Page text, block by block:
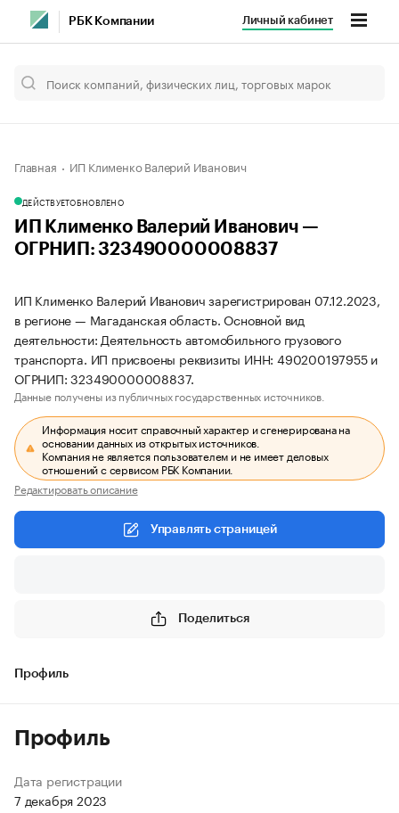
РБК Компании Личный кабинет
Главная ИП Клименко Валерий Иванович
ДЕЙСТВУЕТОБНОВЛЕНО
ИП Клименко Валерий Иванович —
ОГРНИП: 323490000008837
ИП Клименко Валерий Иванович зарегистрирован 07.12.2023,
в регионе — Магаданская область. Основной вид
деятельности: Деятельность автомобильного грузового
транспорта. ИП присвоены реквизиты ИНН: 490200197955 и
ОГРНИП: 323490000008837.
Данные получены из публичных государственных источников.
Информация носит справочный характер и сгенерирована на
основании данных из открытых источников.
Компания не является пользователем и не имеет деловых
отношений с сервисом РБК Компании.
Редактировать описание
Управлять страницей
Поделиться
Профиль
Профиль
Дата регистрации
7 декабря 2023